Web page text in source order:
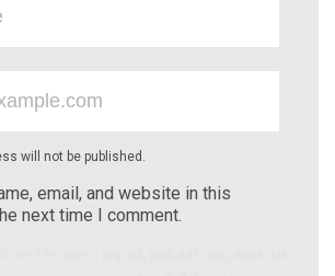
will not be published.
email, and website in this
next time I comment.